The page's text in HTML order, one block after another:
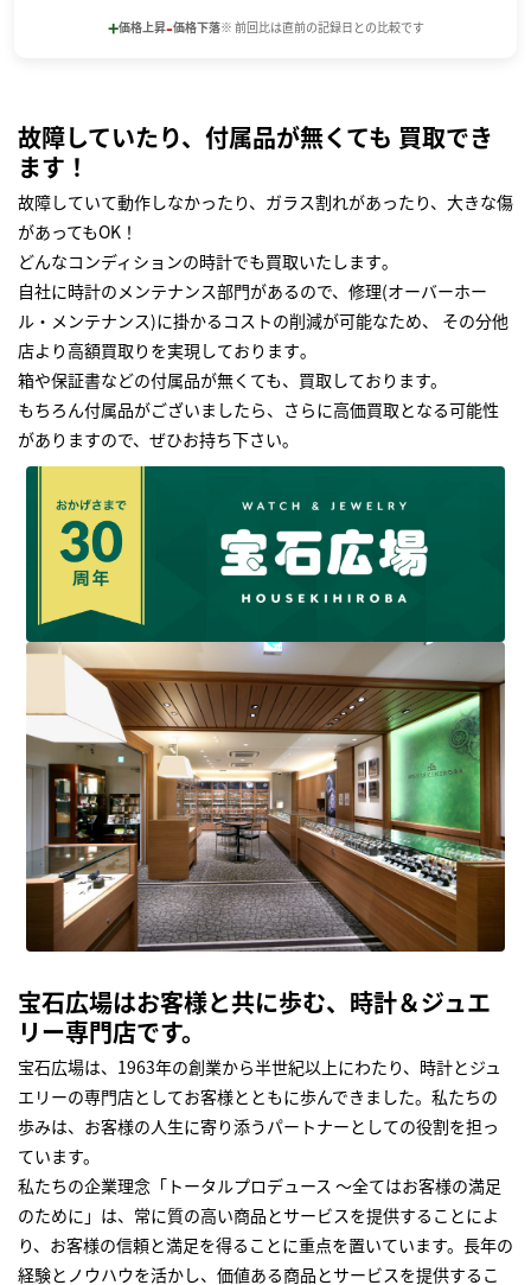
+価格上昇-価格下落※ 前回比は直前の記録日との比較です
故障していたり、付属品が無くても 買取でき
ます！
故障していて動作しなかったり、ガラス割れがあったり、大きな傷
があってもOK！
どんなコンディションの時計でも買取いたします｡
自社に時計のメンテナンス部門があるので、修理(オーバーホー
ル・メンテナンス)に掛かるコストの削減が可能なため、 その分他
店より高額買取りを実現しております｡
箱や保証書などの付属品が無くても、買取しております。
もちろん付属品がございましたら、さらに高価買取となる可能性
がありますので、ぜひお持ち下さい｡
宝石広場はお客様と共に歩む、時計＆ジュエ
リー専門店です。
宝石広場は、1963年の創業から半世紀以上にわたり、時計とジュ
エリーの専門店としてお客様とともに歩んできました。私たちの
歩みは、お客様の人生に寄り添うパートナーとしての役割を担っ
ています。
私たちの企業理念「トータルプロデュース ～全てはお客様の満足
のために」は、常に質の高い商品とサービスを提供することによ
り、お客様の信頼と満足を得ることに重点を置いています。長年の
経験とノウハウを活かし、価値ある商品とサービスを提供するこ